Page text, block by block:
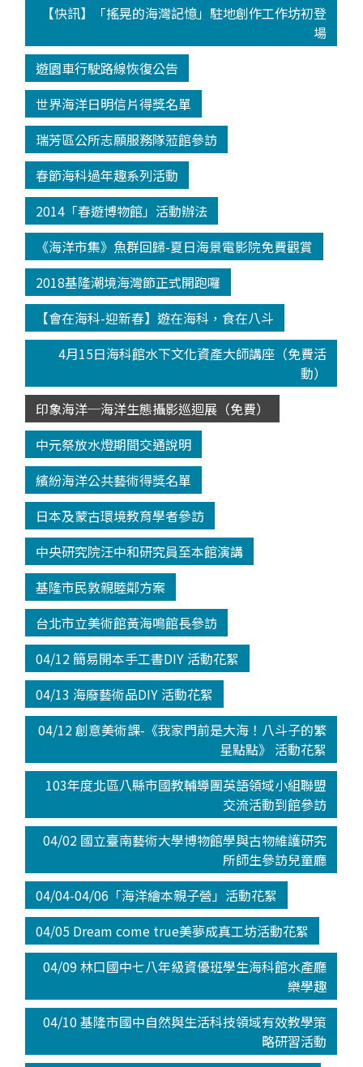
【快訊】「搖晃的海灣記憶」駐地創作工作坊初登
場
遊園車行駛路線恢復公告
世界海洋日明信片得獎名單
瑞芳區公所志願服務隊蒞館參訪
春節海科過年趣系列活動
2014「春遊博物館」活動辦法
《海洋市集》魚群回歸-夏日海景電影院免費觀賞
2018基隆潮境海灣節正式開跑囉
【會在海科-迎新春】遊在海科，食在八斗
4月15日海科館水下文化資產大師講座（免費活
動）
印象海洋─海洋生態攝影巡迴展（免費）
中元祭放水燈期間交通說明
繽紛海洋公共藝術得獎名單
日本及蒙古環境教育學者參訪
中央研究院汪中和研究員至本館演講
基隆市民敦親睦鄰方案
台北市立美術館黃海鳴館長參訪
04/12 簡易開本手工書DIY 活動花絮
04/13 海廢藝術品DIY 活動花絮
04/12 創意美術課-《我家門前是大海！八斗子的繁
星點點》 活動花絮
103年度北區八縣市國教輔導團英語領域小組聯盟
交流活動到館參訪
04/02 國立臺南藝術大學博物館學與古物維護研究
所師生參訪兒童廳
04/04-04/06「海洋繪本親子營」活動花絮
04/05 Dream come true美夢成真工坊活動花絮
04/09 林口國中七八年級資優班學生海科館水產廳
樂學趣
04/10 基隆市國中自然與生活科技領域有效教學策
略研習活動